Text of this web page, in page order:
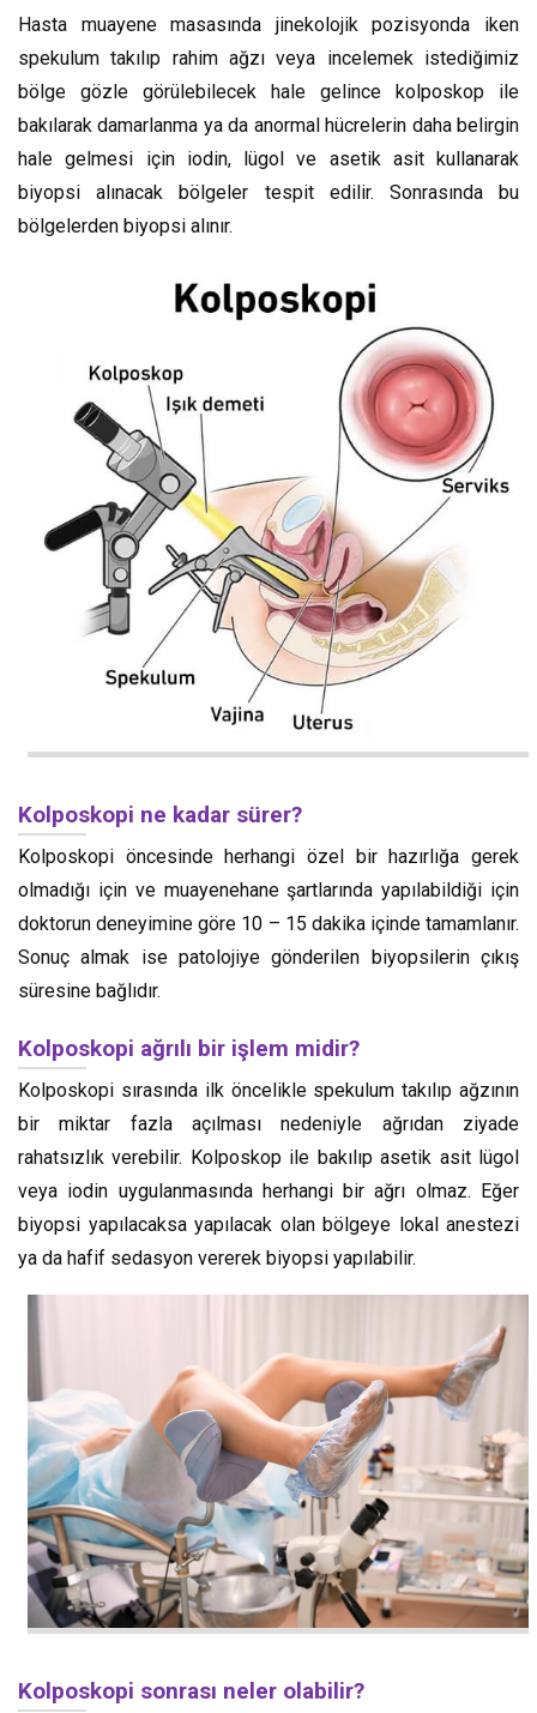
Hasta muayene masasında jinekolojik pozisyonda iken
spekulum takılıp rahim ağzı veya incelemek istediğimiz
bölge gözle görülebilecek hale gelince kolposkop ile
bakılarak damarlanma ya da anormal hücrelerin daha belirgin
hale gelmesi için iodin, lügol ve asetik asit kullanarak
biyopsi alınacak bölgeler tespit edilir. Sonrasında bu
bölgelerden biyopsi alınır.
Kolposkopi ne kadar sürer?
Kolposkopi öncesinde herhangi özel bir hazırlığa gerek
olmadığı için ve muayenehane şartlarında yapılabildiği için
doktorun deneyimine göre 10 – 15 dakika içinde tamamlanır.
Sonuç almak ise patolojiye gönderilen biyopsilerin çıkış
süresine bağlıdır.
Kolposkopi ağrılı bir işlem midir?
Kolposkopi sırasında ilk öncelikle spekulum takılıp ağzının
bir miktar fazla açılması nedeniyle ağrıdan ziyade
rahatsızlık verebilir. Kolposkop ile bakılıp asetik asit lügol
veya iodin uygulanmasında herhangi bir ağrı olmaz. Eğer
biyopsi yapılacaksa yapılacak olan bölgeye lokal anestezi
ya da hafif sedasyon vererek biyopsi yapılabilir.
Kolposkopi sonrası neler olabilir?